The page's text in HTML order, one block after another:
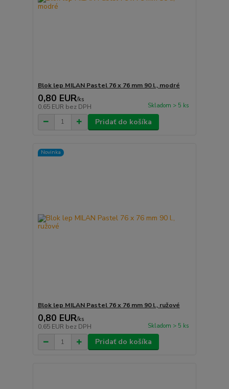
Blok lep MILAN Pastel 76 x 76 mm 90 l., modré
0,80 EUR/ks
0,65 EUR bez DPH Skladom > 5 ks
Pridať do košíka
Novinka
Blok lep MILAN Pastel 76 x 76 mm 90 l., ružové
0,80 EUR/ks
0,65 EUR bez DPH Skladom > 5 ks
Pridať do košíka